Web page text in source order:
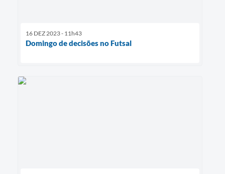
16 DEZ 2023 - 11h43
Domingo de decisões no Futsal